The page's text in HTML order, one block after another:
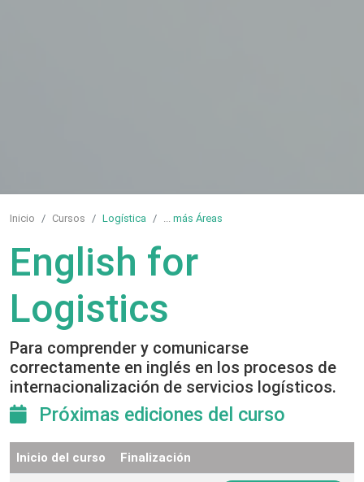
Inicio Cursos Logística ... más Áreas
English for
Logistics
Para comprender y comunicarse
correctamente en inglés en los procesos de
internacionalización de servicios logísticos.
Próximas ediciones del curso
Inicio del curso Finalización